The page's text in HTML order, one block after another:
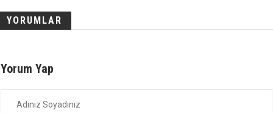
YORUMLAR
Yorum Yap